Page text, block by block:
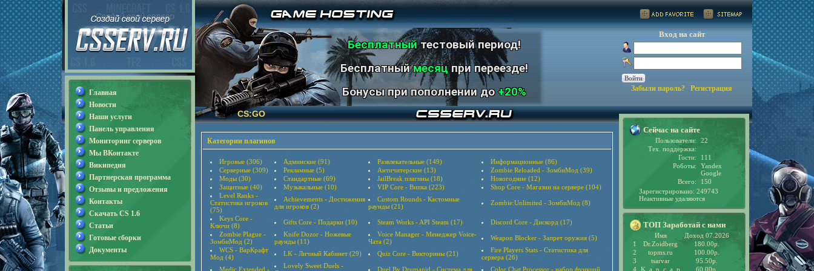
CS:GO
Бесплатныйтестовый период!
Бесплатныймесяцпри переезде!
Бонусы при пополнении до+20%
Категории плагинов
Игровые (306) Админские (91) Развлекательные (149)
Информационные (86)
Серверные (309)
Рекламные (5) Античитерские (13)
Zombie Reloaded - ЗомбиМод (39)
Моды (30)
Стандартные (69) JailBreak плагины (18)
Новогодние (12)
Защитные (40)
Музыкальные (10) VIP Core - Випка (223)
Shop Core - Магазин на сервере (104)
Level Ranks -
Статистика игроков
(75)
Achievements - Достижения
для игроков (2)
Custom Rounds - Кастомные
раунды (21)
Zombie:Unlimited - ЗомбиМод (8)
Keys Core -
Ключи (8)
Gifts Core - Подарки (10) Steam Works - API Steam (17)
Discord Core - Дискорд (17)
Zombie Plague -
ЗомбиМод (2)
Knife Dozor - Ножевые
раунды (11)
Voice Manager - Менеджер Voice-
Чата (2)
Weapon Blocker - Запрет оружия (5)
WCS - ВарКрафт
Мод (4)
LK - Личный Кабинет (29) Quiz Core - Викторины (21)
Fire Players Stats - Статистика для
сервера (26)
Medic Extended -
Lovely Sweet Duels -
Duel By Drumanid - Система для Color Chat Processor - набор функций
Главная
Новости
Наши услуги
Панель управления
Мониторинг серверов
Мы ВКонтакте
Википедия
Партнерская программа
Отзывы и предложения
Контакты
Скачать CS 1.6
Статьи
Готовые сборки
Документы
Вход на сайт
Забыли пароль? Регистрация
Сейчас на сайте
Пользователи:
22
Тех. поддержка:
Гости:
111
Роботы:
Yandex
Google
Всего:
150
Зарегистрировано: 249743
Неактивные удаляются
ТОП Заработай с нами
Имя
Доход 07.2026
1
Dr.Zoidberg
180.00р.
2
topms.ru
100.00р.
3
tsarvar
95.50р.
4 K_a_p_c_a_p 60.00р.